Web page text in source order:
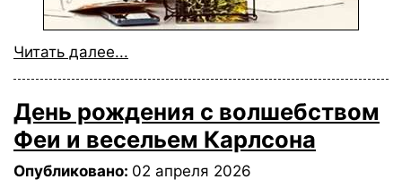
Читать далее...
День рождения с волшебством
Феи и весельем Карлсона
Опубликовано: 02 апреля 2026